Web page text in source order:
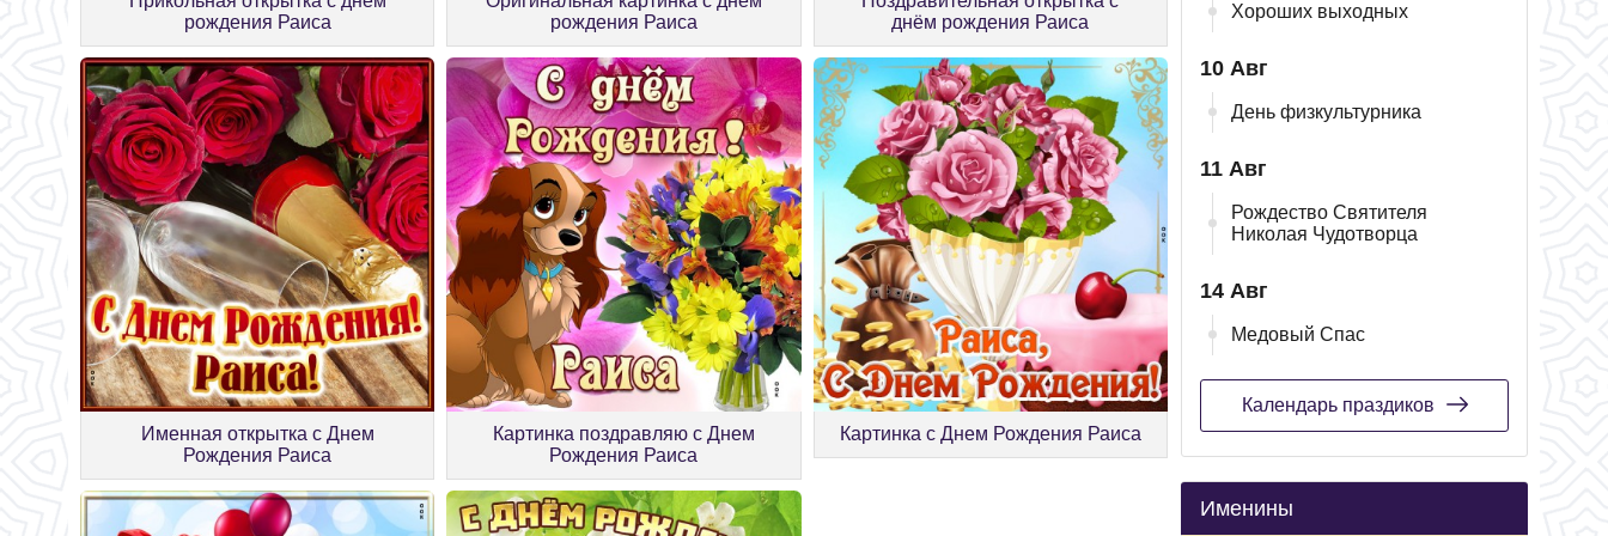
рождения Раиса
рождения Раиса
днём рождения Раиса
Именная открытка с Днем
Рождения Раиса
Картинка поздравляю с Днем
Рождения Раиса
Картинка с Днем Рождения Раиса
Хороших выходных
10 Авг
День физкультурника
11 Авг
Рождество Святителя
Николая Чудотворца
14 Авг
Медовый Спас
Календарь праздиков
Именины